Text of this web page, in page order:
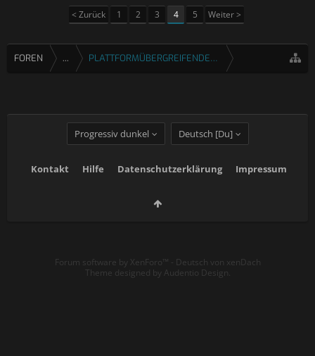
< Zurück
1 2 3 4 5 Weiter >
FOREN ... PLATTFORMÜBERGREIFENDE SPIELE
Progressiv dunkel Deutsch [Du]
Kontakt Hilfe Datenschutzerklärung Impressum
Forum software by XenForo™ - Deutsch von xenDach
Theme designed by Audentio Design.